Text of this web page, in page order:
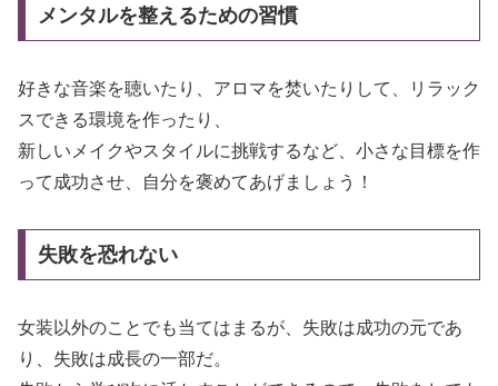
メンタルを整えるための習慣
好きな音楽を聴いたり、アロマを焚いたりして、リラック
スできる環境を作ったり、
新しいメイクやスタイルに挑戦するなど、小さな目標を作
って成功させ、自分を褒めてあげましょう！
失敗を恐れない
女装以外のことでも当てはまるが、失敗は成功の元であ
り、失敗は成長の一部だ。